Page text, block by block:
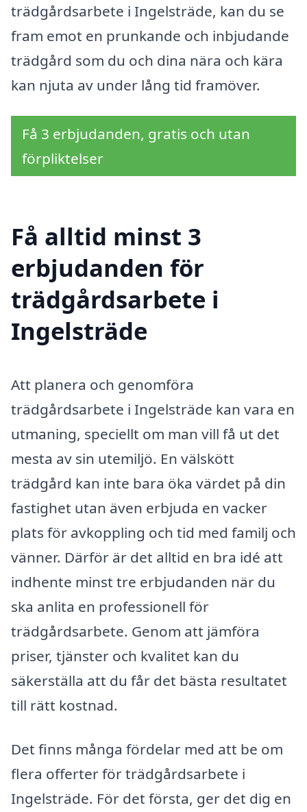
trädgårdsarbete i Ingelsträde, kan du se
fram emot en prunkande och inbjudande
trädgård som du och dina nära och kära
kan njuta av under lång tid framöver.
Få 3 erbjudanden, gratis och utan
förpliktelser
Få alltid minst 3
erbjudanden för
trädgårdsarbete i
Ingelsträde
Att planera och genomföra
trädgårdsarbete i Ingelsträde kan vara en
utmaning, speciellt om man vill få ut det
mesta av sin utemiljö. En välskött
trädgård kan inte bara öka värdet på din
fastighet utan även erbjuda en vacker
plats för avkoppling och tid med familj och
vänner. Därför är det alltid en bra idé att
indhente minst tre erbjudanden när du
ska anlita en professionell för
trädgårdsarbete. Genom att jämföra
priser, tjänster och kvalitet kan du
säkerställa att du får det bästa resultatet
till rätt kostnad.
Det finns många fördelar med att be om
flera offerter för trädgårdsarbete i
Ingelsträde. För det första, ger det dig en